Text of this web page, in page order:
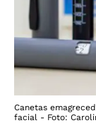
Canetas
facial - Foto: